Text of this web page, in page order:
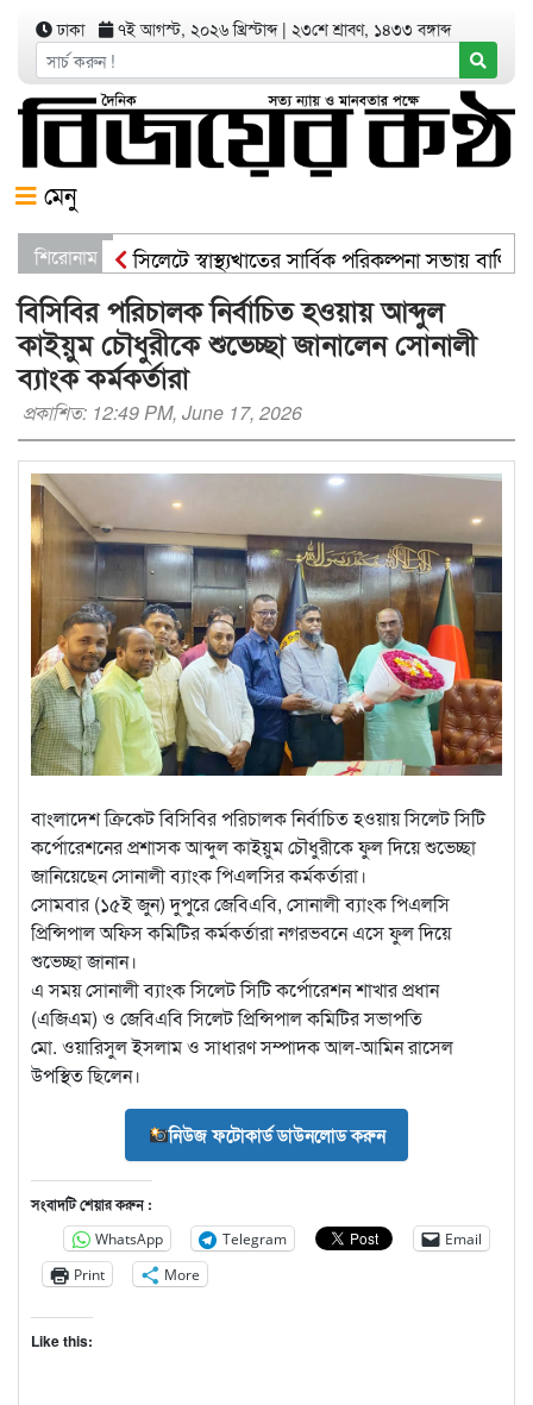
ঢাকা ৭ই আগস্ট, ২০২৬ খ্রিস্টাব্দ| ২৩শে শ্রাবণ, ১৪৩৩ বঙ্গাব্দ
মেনু
শিরোনাম
সিলেটে স্বাস্থ্যখাতের সার্বিক পরিকল্পনা সভায়
সিসিকের পাঁচ ওয়ার্ডে এক হাজার গাছের চারা
বিসিবির পরিচালক নির্বাচিত হওয়ায় আব্দুল
কাইয়ুম চৌধুরীকে শুভেচ্ছা জানালেন সোনালী
ব্যাংক কর্মকর্তারা
প্রকাশিত: 12:49 PM, June 17, 2026
বাংলাদেশ ক্রিকেট বিসিবির পরিচালক নির্বাচিত হওয়ায় সিলেট সিটি
কর্পোরেশনের প্রশাসক আব্দুল কাইয়ুম চৌধুরীকে ফুল দিয়ে শুভেচ্ছা
জানিয়েছেন সোনালী ব্যাংক পিএলসির কর্মকর্তারা।
সোমবার (১৫ই জুন) দুপুরে জেবিএবি, সোনালী ব্যাংক পিএলসি
প্রিন্সিপাল অফিস কমিটির কর্মকর্তারা নগরভবনে এসে ফুল দিয়ে
শুভেচ্ছা জানান।
এ সময় সোনালী ব্যাংক সিলেট সিটি কর্পোরেশন শাখার প্রধান
(এজিএম) ও জেবিএবি সিলেট প্রিন্সিপাল কমিটির সভাপতি
মো. ওয়ারিসুল ইসলাম ও সাধারণ সম্পাদক আল-আমিন রাসেল
উপস্থিত ছিলেন।
নিউজ ফটোকার্ড ডাউনলোড করুন
সংবাদটি শেয়ার করুন :
WhatsApp Telegram
Email
Print
More
Like this: